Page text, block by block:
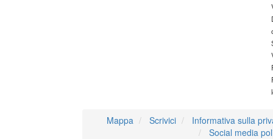
Mappa Scrivici
Informativa sulla
Social media